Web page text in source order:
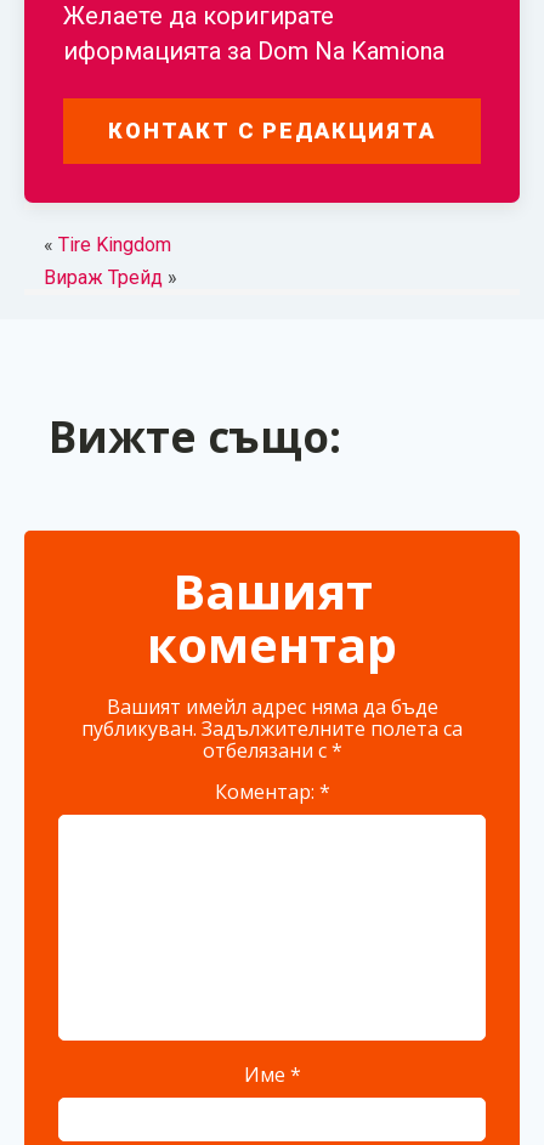
Желаете да коригирате
иформацията за Dom Na Kamiona
КОНТАКТ С РЕДАКЦИЯТА
« Tire Kingdom
Вираж Трейд»
Вижте също:
Вашият
коментар
Вашият имейл адрес няма да бъде
публикуван. Задължителните полета са
отбелязани с*
Коментар: *
Име *